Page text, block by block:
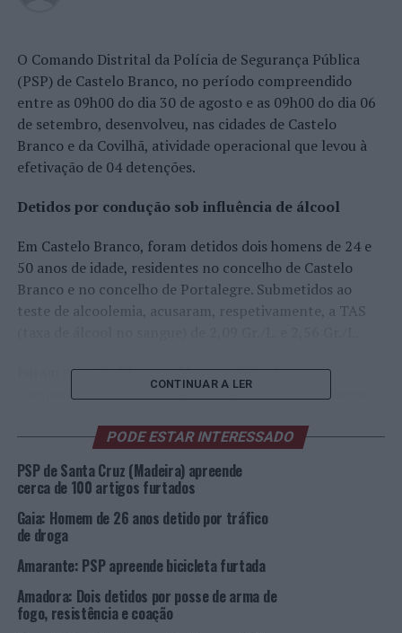
O Comando Distrital da Polícia de Segurança Pública
(PSP) de Castelo Branco, no período compreendido
entre as 09h00 do dia 30 de agosto e as 09h00 do dia 06
de setembro, desenvolveu, nas cidades de Castelo
Branco e da Covilhã, atividade operacional que levou à
efetivação de 04 detenções.
Detidos por condução sob influência de álcool
Em Castelo Branco, foram detidos dois homens de 24 e
50 anos de idade, residentes no concelho de Castelo
Branco e no concelho de Portalegre. Submetidos ao
teste de alcoolemia, acusaram, respetivamente, a TAS
Foram constituídos arguidos e notificados para
comparecer em Tribunal para julgamento em Processo
Residência.
Detido por condução sem habilitação legal
Em Castelo Branco, foi detido um homem, de 19 anos de
idade, residente nesta cidade, por condução na via
pública de veículo automóvel, sem habilitação legal para
Foi constituído arguido e notificado para comparecer
CONTINUAR A LER
PODE ESTAR INTERESSADO
PSP de Santa Cruz (Madeira) apreende
cerca de 100 artigos furtados
Gaia: Homem de 26 anos detido por tráfico
de droga
Amarante: PSP apreende bicicleta furtada
Amadora: Dois detidos por posse de arma de
fogo, resistência e coação